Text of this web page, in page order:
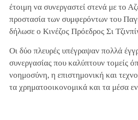
έτοιμη να συνεργαστεί στενά με το
προστασία των συμφερόντων του
δήλωσε ο Κινέζος Πρόεδρος Σι
Οι δύο πλευρές υπέγραψαν πολλά
συνεργασίας που καλύπτουν τομείς
νοημοσύνη, η επιστημονική και
τα χρηματοοικονομικά και τα μέσα